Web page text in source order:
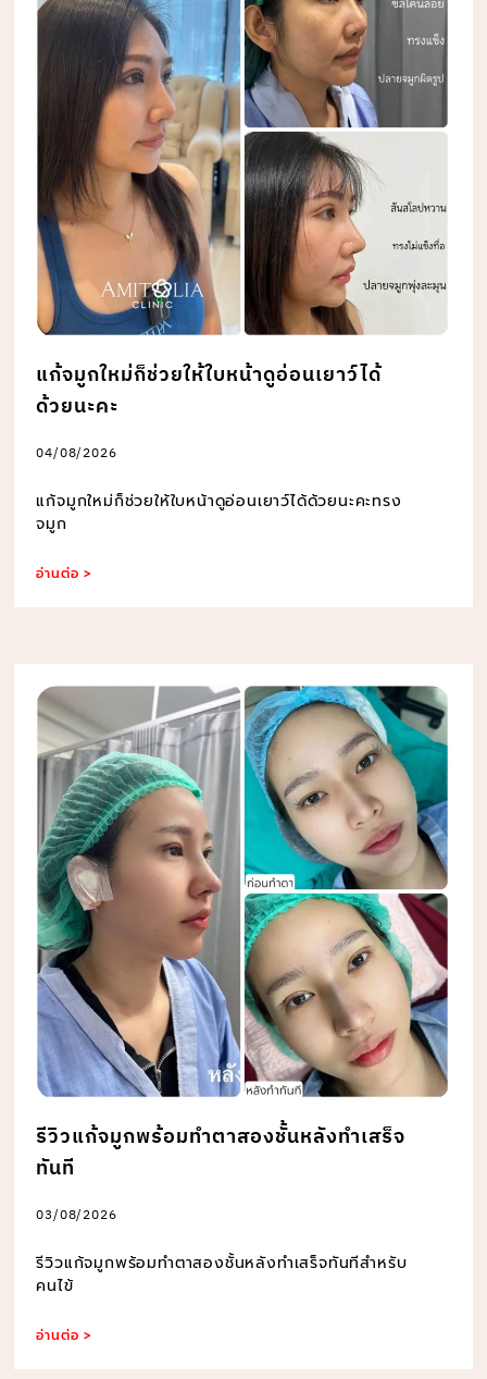
แก้จมูกใหม่ก็ช่วยให้ใบหน้าดูอ่อนเยาว์ได้
ด้วยนะคะ
04/08/2026
แก้จมูกใหม่ก็ช่วยให้ใบหน้าดูอ่อนเยาว์ได้ด้วยนะคะทรง
จมูก
อ่านต่อ >
รีวิวแก้จมูกพร้อมทำตาสองชั้นหลังทำเสร็จ
ทันที
03/08/2026
รีวิวแก้จมูกพร้อมทำตาสองชั้นหลังทำเสร็จทันทีสำหรับ
คนไข้
อ่านต่อ >